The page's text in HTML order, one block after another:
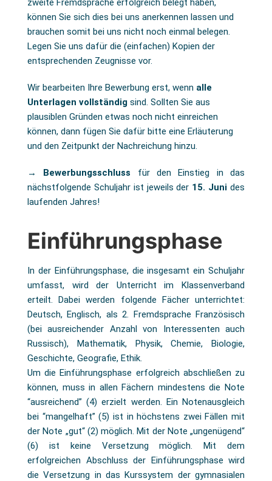
zweite Fremdsprache erfolgreich belegt haben,
können Sie sich dies bei uns anerkennen lassen und
brauchen somit bei uns nicht noch einmal belegen.
Legen Sie uns dafür die (einfachen) Kopien der
entsprechenden Zeugnisse vor.
Wir bearbeiten Ihre Bewerbung erst, wenn alle
Unterlagen vollständig sind. Sollten Sie aus
plausiblen Gründen etwas noch nicht einreichen
können, dann fügen Sie dafür bitte eine Erläuterung
und den Zeitpunkt der Nachreichung hinzu.
→ Bewerbungsschluss für den Einstieg in das
nächstfolgende Schuljahr ist jeweils der 15. Junides
laufenden Jahres!
Einführungsphase
In der Einführungsphase, die insgesamt ein Schuljahr
umfasst, wird der Unterricht im Klassenverband
erteilt. Dabei werden folgende Fächer unterrichtet:
Deutsch, Englisch, als 2. Fremdsprache Französisch
(bei ausreichender Anzahl von Interessenten auch
Russisch), Mathematik, Physik, Chemie, Biologie,
Geschichte, Geografie, Ethik.
Um die Einführungsphase erfolgreich abschließen zu
können, muss in allen Fächern mindestens die Note
“ausreichend” (4) erzielt werden. Ein Notenausgleich
bei “mangelhaft” (5) ist in höchstens zwei Fällen mit
der Note „gut“ (2) möglich. Mit der Note „ungenügend“
(6) ist keine Versetzung möglich. Mit dem
erfolgreichen Abschluss der Einführungsphase wird
die Versetzung in das Kurssystem der gymnasialen